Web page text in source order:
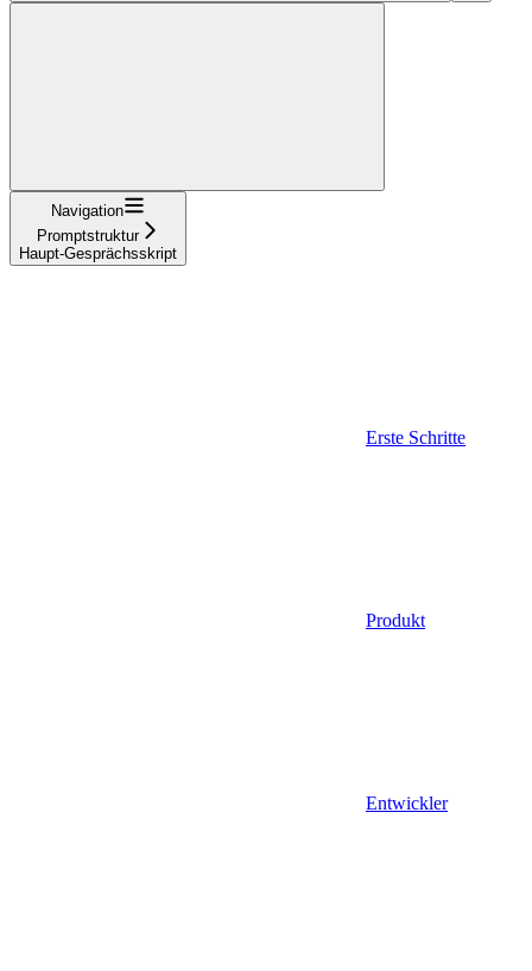
Navigation
Promptstruktur
Haupt-Gesprächsskript
Erste Schritte
Produkt
Entwickler